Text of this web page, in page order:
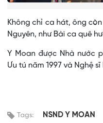
Không chỉ ca hát, ông
Nguyên, như Bài ca quê
Y Moan được Nhà nước
Ưu tú năm 1997 và Nghệ
Tags: NSND Y MOAN